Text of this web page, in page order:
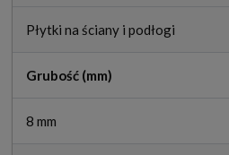
Płytki na ściany i podłogi
Grubość (mm)
8 mm